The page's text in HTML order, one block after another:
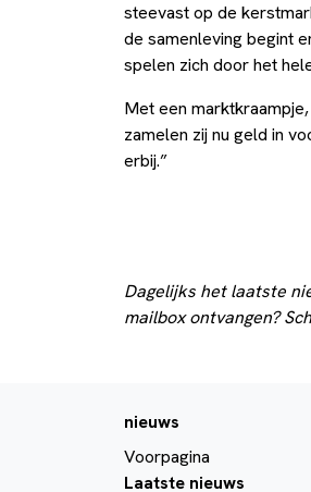
steevast op de
de samenleving begint
spelen zich door het
Met een
zamelen zij nu geld in
erbij.”
Dagelijks het laatste
mailbox ontvangen?
nieuws
Voorpagina
Laatste nieuws